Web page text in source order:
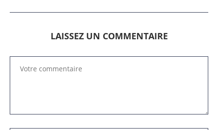
LAISSEZ UN COMMENTAIRE